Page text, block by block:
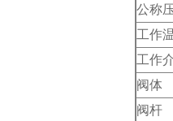
公称
工作
工作
阀体
阀杆